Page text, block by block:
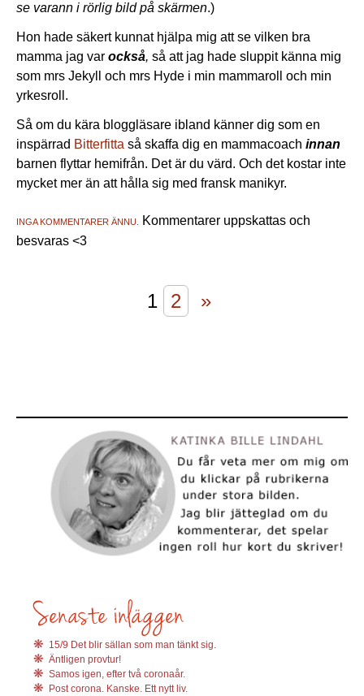
se varann i rörlig bild på skärmen.)
Hon hade säkert kunnat hjälpa mig att se vilken bra
mamma jag var också, så att jag hade sluppit känna mig
som mrs Jekyll och mrs Hyde i min mammaroll och min
yrkesroll.
Så om du kära bloggläsare ibland känner dig som en
inspärrad Bitterfitta så skaffa dig en mammacoach innan
barnen flyttar hemifrån. Det är du värd. Och det kostar inte
mycket mer än att hålla sig med fransk manikyr.
INGA KOMMENTARER ÄNNU.
Kommentarer uppskattas och
besvaras <3
1 2 »
15/9 Det blir sällan som man tänkt sig.
Äntligen provtur!
Samos igen, efter två coronaår.
Post corona. Kanske. Ett nytt liv.